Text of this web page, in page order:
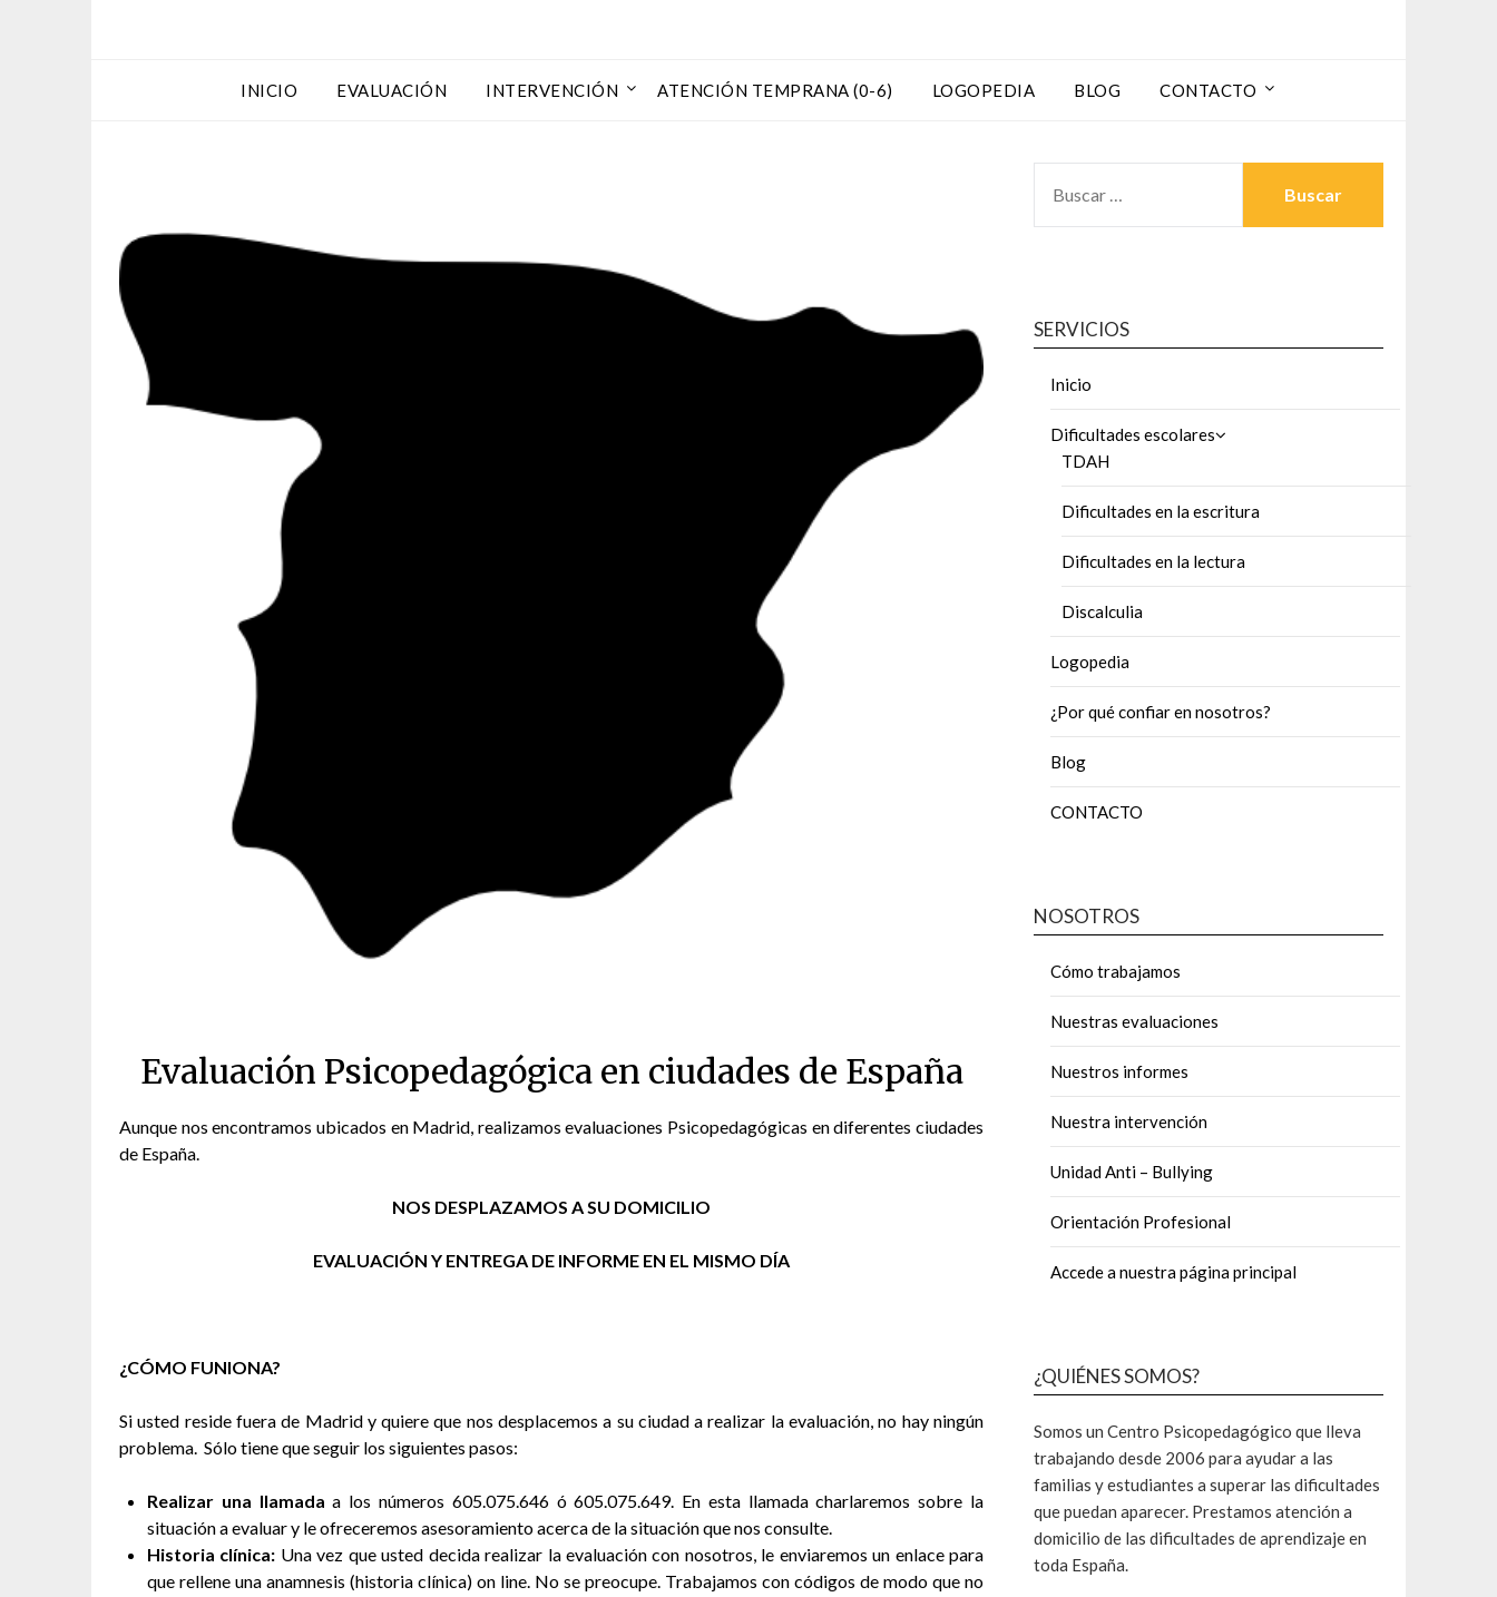
INICIO EVALUACIÓN INTERVENCIÓN ATENCIÓN TEMPRANA (0-6) LOGOPEDIA BLOG CONTACTO
Evaluación Psicopedagógica en ciudades de España
Aunque nos encontramos ubicados en Madrid, realizamos evaluaciones Psicopedagógicas en diferentes ciudades
de España.
NOS DESPLAZAMOS A SU DOMICILIO
EVALUACIÓN Y ENTREGA DE INFORME EN EL MISMO DÍA
¿CÓMO FUNIONA?
Si usted reside fuera de Madrid y quiere que nos desplacemos a su ciudad a realizar la evaluación, no hay ningún
problema. Sólo tiene que seguir los siguientes pasos:
Realizar una llamada a los números 605.075.646 ó 605.075.649. En esta llamada charlaremos sobre la
situación a evaluar y le ofreceremos asesoramiento acerca de la situación que nos consulte.
Historia clínica: Una vez que usted decida realizar la evaluación con nosotros, le enviaremos un enlace para
que rellene una anamnesis (historia clínica) on line. No se preocupe. Trabajamos con códigos de modo que no
SERVICIOS
Inicio
Dificultades escolares
TDAH
Dificultades en la escritura
Dificultades en la lectura
Discalculia
Logopedia
¿Por qué confiar en nosotros?
Blog
CONTACTO
NOSOTROS
Cómo trabajamos
Nuestras evaluaciones
Nuestros informes
Nuestra intervención
Unidad Anti – Bullying
Orientación Profesional
Accede a nuestra página principal
¿QUIÉNES SOMOS?
Somos un Centro Psicopedagógico que lleva
trabajando desde 2006 para ayudar a las
familias y estudiantes a superar las dificultades
que puedan aparecer. Prestamos atención a
domicilio de las dificultades de aprendizaje en
toda España.